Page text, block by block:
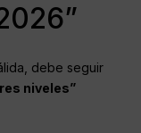
debe seguir
niveles”